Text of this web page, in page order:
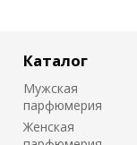
Каталог
Мужская
парфюмерия
Женская